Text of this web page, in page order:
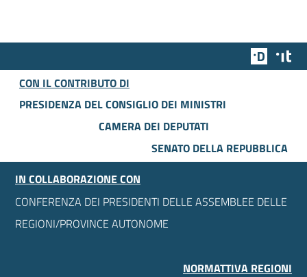
Team
CON IL CONTRIBUTO DI
PRESIDENZA DEL CONSIGLIO DEI MINISTRI
CAMERA DEI DEPUTATI
SENATO DELLA REPUBBLICA
IN COLLABORAZIONE CON
CONFERENZA DEI PRESIDENTI DELLE ASSEMBLEE DELLE
REGIONI/PROVINCE AUTONOME
NORMATTIVA REGIONI